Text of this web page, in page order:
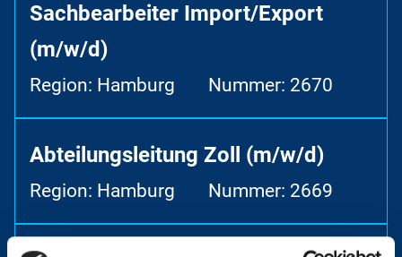
Sachbearbeiter Import/Export
(m/w/d)
Region: Hamburg Nummer: 2670
Abteilungsleitung Zoll (m/w/d)
Region: Hamburg Nummer: 2669